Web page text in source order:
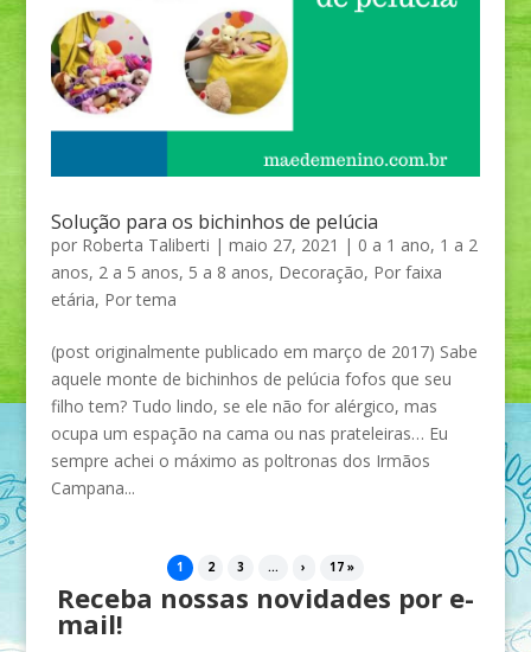
Solução para os bichinhos de pelúcia
por Roberta Taliberti | maio 27, 2021 | 0 a 1 ano, 1 a 2
anos, 2 a 5 anos, 5 a 8 anos, Decoração, Por faixa
etária, Por tema
(post originalmente publicado em março de 2017) Sabe
aquele monte de bichinhos de pelúcia fofos que seu
filho tem? Tudo lindo, se ele não for alérgico, mas
ocupa um espação na cama ou nas prateleiras… Eu
sempre achei o máximo as poltronas dos Irmãos
Campana...
1 2 3 ... › 17 »
Receba nossas novidades por e-
mail!